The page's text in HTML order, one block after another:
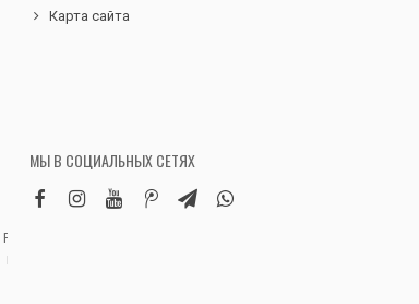
Карта сайта
Робила замовлення дитячих вельветових
штанів. Дуже вдячна магазину, доставка
МЫ В СОЦИАЛЬНЫХ СЕТЯХ